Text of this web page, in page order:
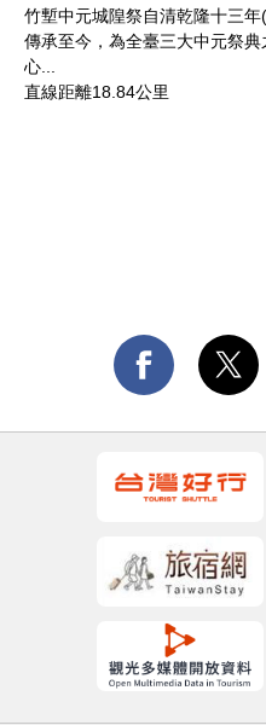
竹塹中元城隍祭自清乾隆十三
傳承至今，為全臺三大中元祭
心...
直線距離18.84公里